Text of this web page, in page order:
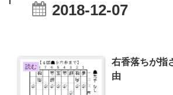
2018-12-07
読む
右香落ちが指
由